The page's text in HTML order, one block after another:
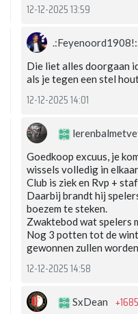
12-12-2025 13:59
Die liet alles doorgaan
als je tegen een stel
12-12-2025 14:01
Goedkoop excuus, je
wissels volledig in
Club is ziek en Rvp +
Daarbij brandt hij
boezem te steken.
Zwaktebod wat spelers
Nog 3 potten tot de
gewonnen zullen
12-12-2025 14:58
SxDean +1685